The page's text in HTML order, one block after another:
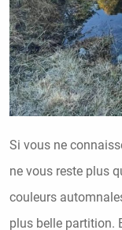
Si vous ne
ne vous reste plus
couleurs
plus belle partition.